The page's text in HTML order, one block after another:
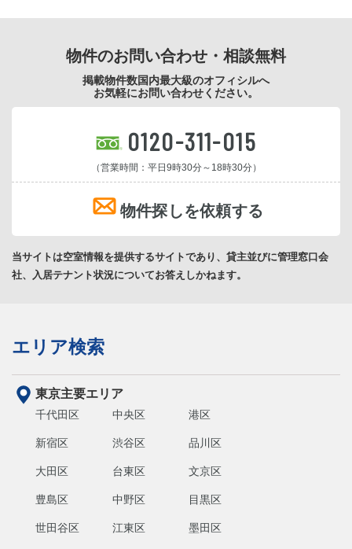
物件のお問い合わせ・相談無料
掲載物件数国内最大級のオフィシルへ
お気軽にお問い合わせください。
0120-311-015
（営業時間：平日9時30分～18時30分）
物件探しを依頼する
当サイトは空室情報を提供するサイトであり、貸主並びに管理窓口会
社、入居テナント状況についてお答えしかねます。
エリア検索
東京主要エリア
千代田区 中央区 港区
新宿区 渋谷区 品川区
大田区 台東区 文京区
豊島区 中野区 目黒区
世田谷区 江東区 墨田区